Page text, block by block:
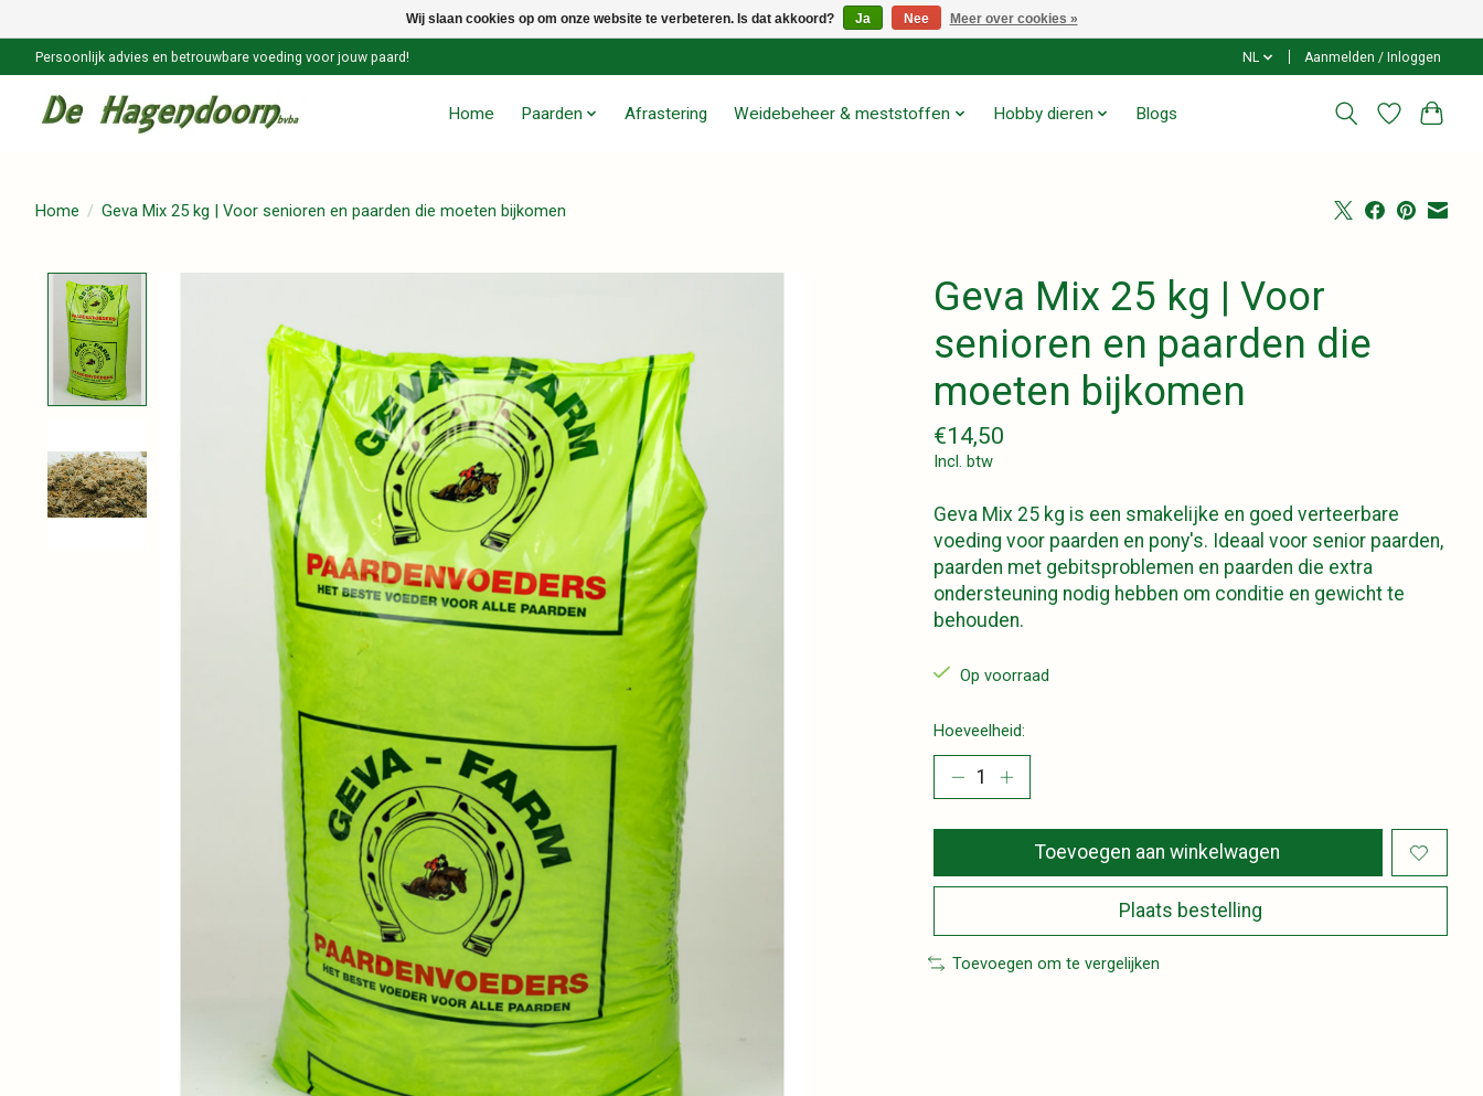
Persoonlijk advies en betrouwbare voeding voor jouw paard! NL Aanmelden / Inloggen
Home Paarden Afrastering Weidebeheer & meststoffen Hobby dieren Blogs
Home / Geva Mix 25 kg | Voor senioren en paarden die moeten bijkomen
Geva Mix 25 kg | Voor
senioren en paarden die
moeten bijkomen
€14,50
Incl. btw
Geva Mix 25 kg is een smakelijke en goed verteerbare
voeding voor paarden en pony's. Ideaal voor senior paarden,
paarden met gebitsproblemen en paarden die extra
ondersteuning nodig hebben om conditie en gewicht te
behouden.
Op voorraad
Hoeveelheid:
Toevoegen aan winkelwagen
Plaats bestelling
Toevoegen om te vergelijken
Wij slaan cookies op om onze website te verbeteren. Is dat akkoord? Ja Nee Meer over cookies »